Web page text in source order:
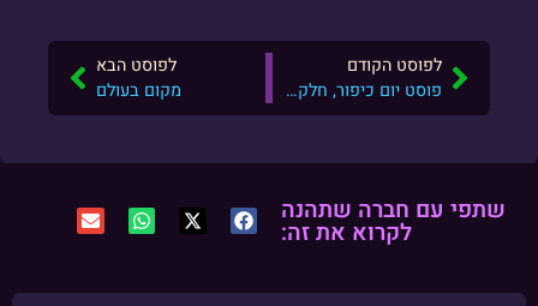
לפוסט הקודם
פוסט יום כיפור, חלק ב׳: ״רק ביצעתי הוראות״
לפוסט הבא
מקום בעולם
שתפי עם חברה שתהנה
לקרוא את זה: